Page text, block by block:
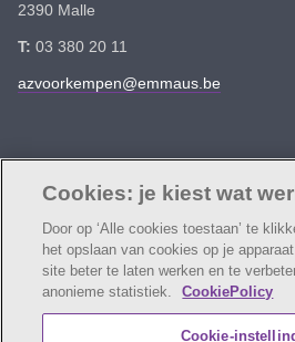
2390 Malle
T: 03 380 20 11
azvoorkempen@emmaus.be
© AZ Voorkempen
Cookie verklaring
Privacybeleid
Webtoegankelijkheidsverklaring
Cookies: je kiest wat
Door op ‘Alle cookies toestaan’ te
het opslaan van cookies op je
site beter te laten werken en te
anonieme statistiek.
CookiePolicy
Cookie-